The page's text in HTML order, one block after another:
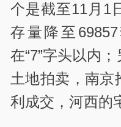
个是截至11月1
存量降至
在“7”字头以内
土地拍卖，南京
利成交，河西的